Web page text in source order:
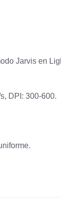
Jarvis en
DPI: 300-600.